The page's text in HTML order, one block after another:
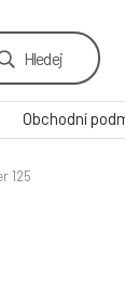
Hledej
Obchodní
125